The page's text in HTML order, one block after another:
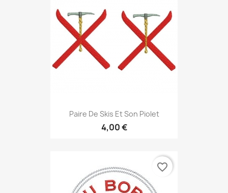
Paire De Skis Et Son Piolet
4,00 €
favorite_border